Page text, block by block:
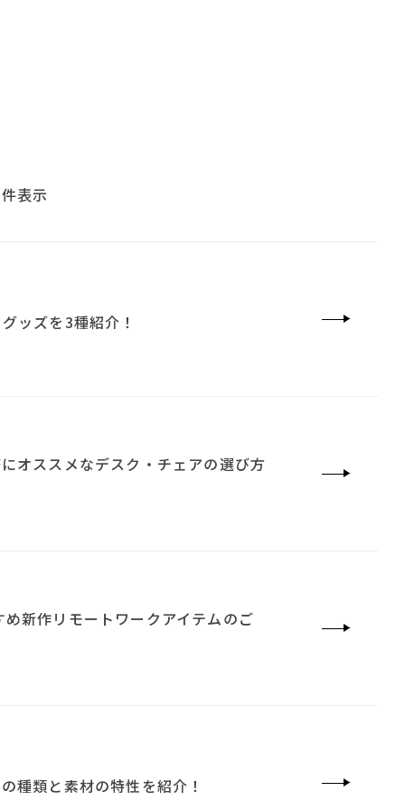
品計画#大塚家具
材#コクヨ#おすすめ
表示
ッズを3種紹介！
オススメなデスク・チェアの選び方
新作リモートワークアイテムのご
種類と素材の特性を紹介！